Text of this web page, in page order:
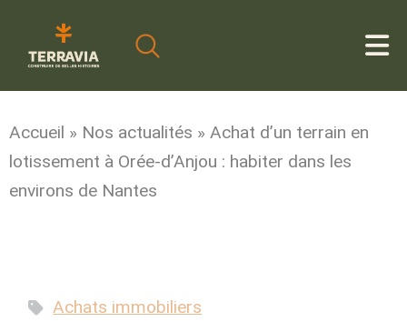
Accueil » Nos actualités » Achat d’un terrain en
lotissement à Orée-d’Anjou : habiter dans les
environs de Nantes
Achats immobiliers